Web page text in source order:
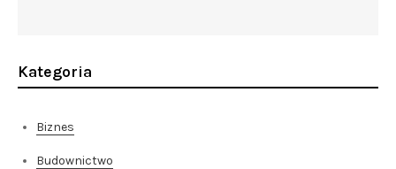
Kategoria
Biznes
Budownictwo